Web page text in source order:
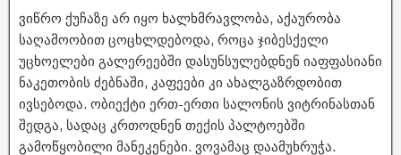
ვიწრო ქუჩაზე არ იყო ხალხმრავლობა, აქაურობა
საღამოობით ცოცხლდებოდა, როცა ჯიბესქელი
უცხოელები გალერეებში დასუნსულებდნენ იაფფასიანი
ნაკეთობის ძებნაში, კაფეები კი ახალგაზრდობით
ივსებოდა. ობიექტი ერთ-ერთი სალონის ვიტრინასთან
შედგა, სადაც კრთოდნენ თექის პალტოებში
გამოწყობილი მანეკენები. ვოვამაც დაამუხრუჭა.